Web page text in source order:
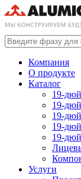
Компания
О продукте
Каталог
19-
19-
19-
19-
19-
Услуги